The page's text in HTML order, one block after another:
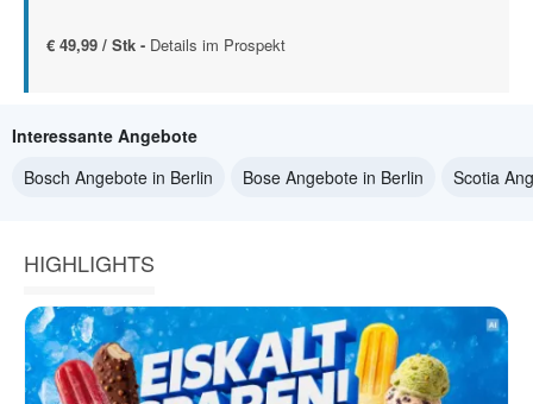
€ 49,99 / Stk - Details im Prospekt
Interessante Angebote
Bosch Angebote in Berlin
Bose Angebote in Berlin Scotia
HIGHLIGHTS